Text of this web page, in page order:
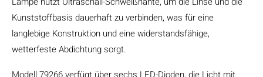
Kunststoffbasis dauerhaft zu verbinden, was für eine
langlebige Konstruktion und eine widerstandsfähige,
wetterfeste Abdichtung sorgt.